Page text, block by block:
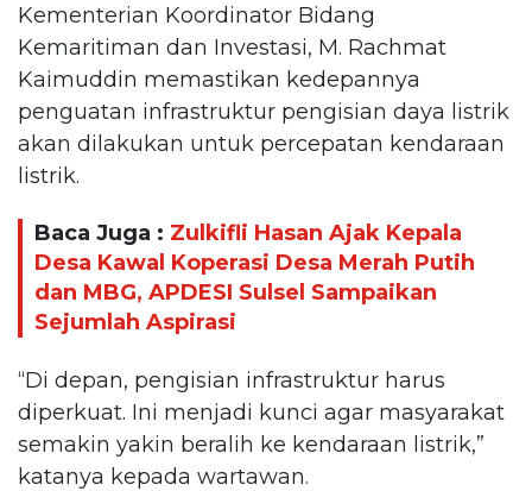
Kementerian Koordinator Bidang
Kemaritiman dan Investasi, M. Rachmat
Kaimuddin memastikan kedepannya
penguatan infrastruktur pengisian daya listrik
akan dilakukan untuk percepatan kendaraan
listrik.
Baca Juga : Zulkifli Hasan Ajak Kepala
Desa Kawal Koperasi Desa Merah Putih
dan MBG, APDESI Sulsel Sampaikan
Sejumlah Aspirasi
“Di depan, pengisian infrastruktur harus
diperkuat. Ini menjadi kunci agar masyarakat
semakin yakin beralih ke kendaraan listrik,”
katanya kepada wartawan.